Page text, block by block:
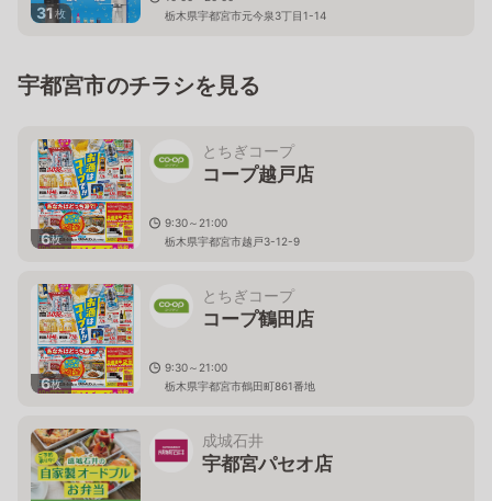
31枚
栃木県宇都宮市元今泉3丁目1-14
宇都宮市のチラシを見る
6枚
とちぎコープ
コープ越戸店
9:30～21:00
栃木県宇都宮市越戸3-12-9
6枚
とちぎコープ
コープ鶴田店
9:30～21:00
栃木県宇都宮市鶴田町861番地
成城石井
宇都宮パセオ店